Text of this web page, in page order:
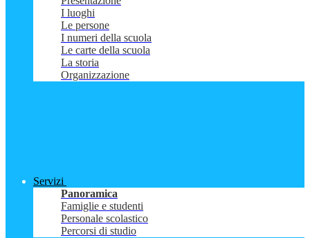
I luoghi
Le persone
I numeri della scuola
Le carte della scuola
La storia
Organizzazione
Servizi
Panoramica
Famiglie e studenti
Personale scolastico
Percorsi di studio